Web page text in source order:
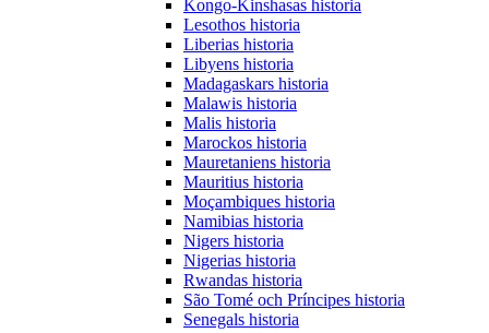
Kongo-Kinshasas historia
Lesothos historia
Liberias historia
Libyens historia
Madagaskars historia
Malawis historia
Malis historia
Marockos historia
Mauretaniens historia
Mauritius historia
Moçambiques historia
Namibias historia
Nigers historia
Nigerias historia
Rwandas historia
São Tomé och Príncipes historia
Senegals historia